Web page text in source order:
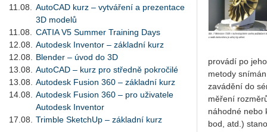
11.08.
AutoCAD kurz – vytváření a prezentace
3D modelů
11.08.
CATIA V5 Summer Training Days
12.08.
Autodesk Inventor – základní kurz
12.08.
Blender – úvod do 3D
13.08.
AutoCAD – kurz pro středně pokročilé
13.08.
Autodesk Fusion 360 – základní kurz
14.08.
Autodesk Fusion 360 – pro uživatele
Autodesk Inventor
17.08.
Trimble SketchUp – základní kurz
provádí po
metody
zavádění do
měření
náhodné nebo
bod, atd.)